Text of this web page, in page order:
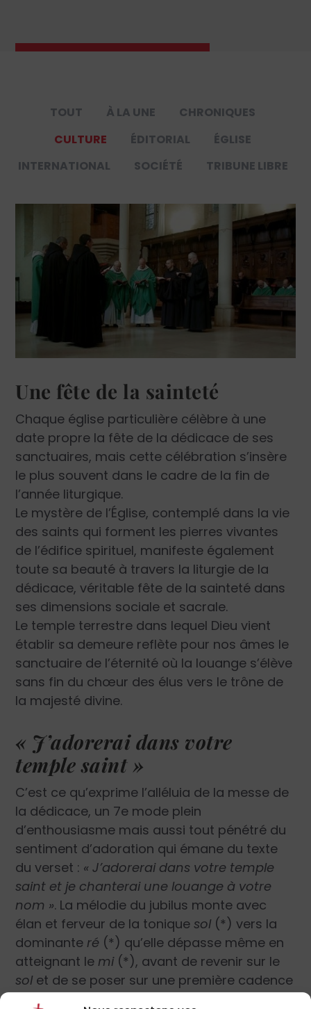
TOUT À LA UNE
CHRONIQUES
CULTURE
ÉDITORIAL
ÉGLISE
INTERNATIONAL
SOCIÉTÉ TRIBUNE LIBRE
Une fête de la sainteté
Chaque église particulière célèbre à une
date propre la fête de la dédicace de ses
sanctuaires, mais cette célébration s’insère
le plus souvent dans le cadre de la fin de
l’année liturgique.
Le mystère de l’Église, contemplé dans la vie
des saints qui forment les pierres vivantes
de l’édifice spirituel, manifeste également
toute sa ­beauté à travers la liturgie de la
dédicace, véritable fête de la sainteté dans
ses dimensions sociale et sacrale.
Le temple terrestre dans lequel Dieu vient
établir sa demeure reflète pour nos âmes le
sanctuaire de l’éternité où la louange s’élève
sans fin du chœur des élus vers le trône de
la majesté divine.
« J’adorerai dans votre
temple saint »
C’est ce qu’exprime l’alléluia de la messe de
la dédicace, un 7e mode plein
d’enthousiasme mais aussi tout pénétré du
sentiment d’adoration qui émane du texte
du verset : « J’adorerai dans votre temple
saint et je chanterai une louange à votre
nom ». La mélodie du jubilus monte avec
élan et ferveur de la toniquesol (*) vers la
dominante ré (*) qu’elle dépasse même en
atteignant le mi (*), avant de revenir sur le
sol et de se poser sur une première cadence